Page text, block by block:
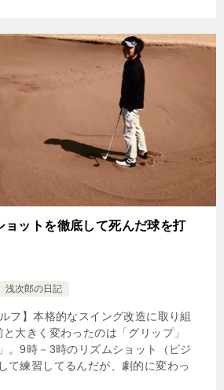
ットを徹底して死んだ球を打
浅次郎の日記
フ】本格的なスイング改造に取り組
大きく変わったのは「グリップ」
。9時－3時のリズムショット（ビジ
て練習してるんだが、劇的に変わっ